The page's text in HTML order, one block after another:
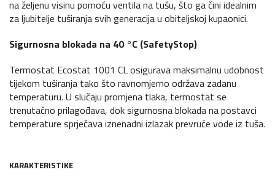
na željenu visinu pomoću ventila na tušu, što ga čini idealnim
za ljubitelje tuširanja svih generacija u obiteljskoj kupaonici.
Sigurnosna blokada na 40 °C (SafetyStop)
Termostat Ecostat 1001 CL osigurava maksimalnu udobnost
tijekom tuširanja tako što ravnomjerno održava zadanu
temperaturu. U slučaju promjena tlaka, termostat se
trenutačno prilagođava, dok sigurnosna blokada na postavci
temperature sprječava iznenadni izlazak prevruće vode iz tuša.
KARAKTERISTIKE